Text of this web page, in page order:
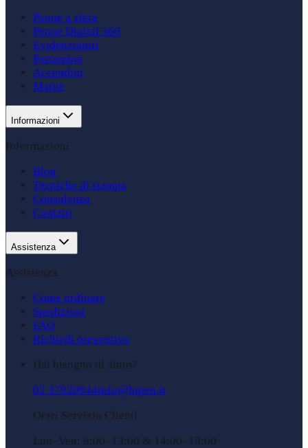
Penne a sfera
Penne Digital 360
Evidenziatori
Portamine
Accendini
Matite
Informazioni
Informazioni
Blog
Tecniche di stampa
Consulenza
Contatti
Assistenza
Assistenza
Come ordinare
Spedizioni
FAQ
Richiedi preventivo
Hai bisogno di aiuto?
02 37920944info@bipen.it
Orari Servizio Clienti
Lun–Ven: 9:00–13:00 & 14:00–18:00